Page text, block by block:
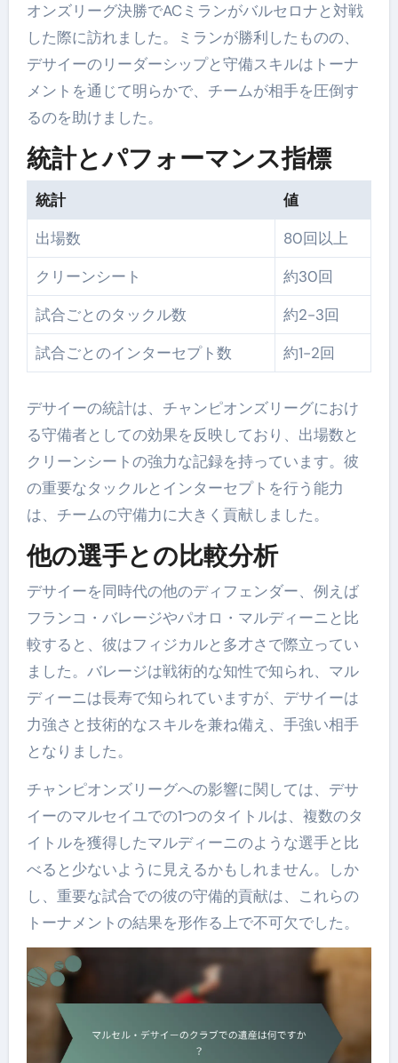
オンズリーグ決勝でACミランがバルセロナと対戦
した際に訪れました。ミランが勝利したものの、
デサイーのリーダーシップと守備スキルはトーナ
メントを通じて明らかで、チームが相手を圧倒す
るのを助けました。
統計とパフォーマンス指標
統計
値
出場数
80回以上
クリーンシート
約30回
試合ごとのタックル数
約2-3回
試合ごとのインターセプト数
約1-2回
デサイーの統計は、チャンピオンズリーグにおけ
る守備者としての効果を反映しており、出場数と
クリーンシートの強力な記録を持っています。彼
の重要なタックルとインターセプトを行う能力
は、チームの守備力に大きく貢献しました。
他の選手との比較分析
デサイーを同時代の他のディフェンダー、例えば
フランコ・バレージやパオロ・マルディーニと比
較すると、彼はフィジカルと多才さで際立ってい
ました。バレージは戦術的な知性で知られ、マル
ディーニは長寿で知られていますが、デサイーは
力強さと技術的なスキルを兼ね備え、手強い相手
となりました。
チャンピオンズリーグへの影響に関しては、デサ
イーのマルセイユでの1つのタイトルは、複数のタ
イトルを獲得したマルディーニのような選手と比
べると少ないように見えるかもしれません。しか
し、重要な試合での彼の守備的貢献は、これらの
トーナメントの結果を形作る上で不可欠でした。